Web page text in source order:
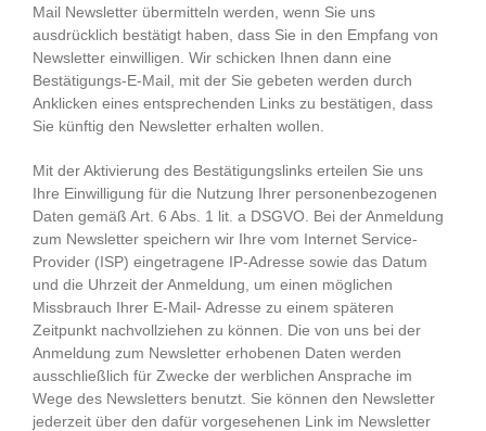
Mail Newsletter übermitteln werden, wenn Sie uns
ausdrücklich bestätigt haben, dass Sie in den Empfang von
Newsletter einwilligen. Wir schicken Ihnen dann eine
Bestätigungs-E-Mail, mit der Sie gebeten werden durch
Anklicken eines entsprechenden Links zu bestätigen, dass
Sie künftig den Newsletter erhalten wollen.
Mit der Aktivierung des Bestätigungslinks erteilen Sie uns
Ihre Einwilligung für die Nutzung Ihrer personenbezogenen
Daten gemäß Art. 6 Abs. 1 lit. a DSGVO. Bei der Anmeldung
zum Newsletter speichern wir Ihre vom Internet Service-
Provider (ISP) eingetragene IP-Adresse sowie das Datum
und die Uhrzeit der Anmeldung, um einen möglichen
Missbrauch Ihrer E-Mail- Adresse zu einem späteren
Zeitpunkt nachvollziehen zu können. Die von uns bei der
Anmeldung zum Newsletter erhobenen Daten werden
ausschließlich für Zwecke der werblichen Ansprache im
Wege des Newsletters benutzt. Sie können den Newsletter
jederzeit über den dafür vorgesehenen Link im Newsletter